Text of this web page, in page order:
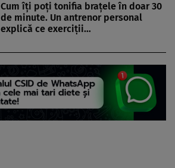
Cum îți poți tonifia brațele în doar 30
de minute. Un antrenor personal
explică ce exerciții…